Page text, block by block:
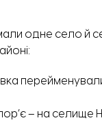
одне село й
– на селище